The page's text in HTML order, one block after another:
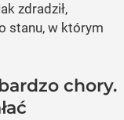
zdradził,
stanu, w którym
chory.